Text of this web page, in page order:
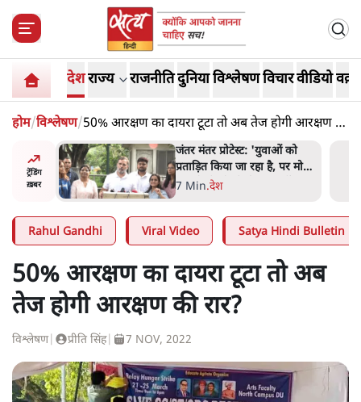
देशराज्य राजनीतिदुनियाविश्लेषणविचारवीडियो
होम/विश्लेषण/50% आरक्षण का दायरा टूटा तो अब तेज होगी आरक्षण की
रार?
ट्रेंडिंग
ख़बर
पर मोदी-
'अमित शाह के संसद में आने पर
विचार करे सरकार': राज्यसभा
सभापति ने केंद्र से कहा
5 Min.देश
Rahul Gandhi Viral Video Satya Hindi Bulletin
50% आरक्षण का दायरा टूटा तो अब
तेज होगी आरक्षण की रार?
विश्लेषण| प्रीति सिंह| 7 NOV, 2022